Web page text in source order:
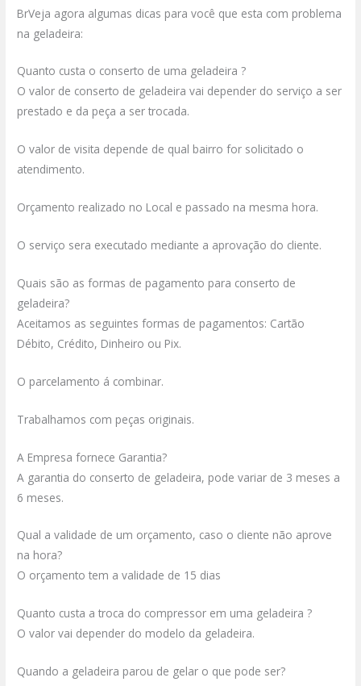
BrVeja agora algumas dicas para você que esta com problema
na geladeira:
Quanto custa o conserto de uma geladeira ?
O valor de conserto de geladeira vai depender do serviço a ser
prestado e da peça a ser trocada.
O valor de visita depende de qual bairro for solicitado o
atendimento.
Orçamento realizado no Local e passado na mesma hora.
O serviço sera executado mediante a aprovação do cliente.
Quais são as formas de pagamento para conserto de
geladeira?
Aceitamos as seguintes formas de pagamentos: Cartão
Débito, Crédito, Dinheiro ou Pix.
O parcelamento á combinar.
Trabalhamos com peças originais.
A Empresa fornece Garantia?
A garantia do conserto de geladeira, pode variar de 3 meses a
6 meses.
Qual a validade de um orçamento, caso o cliente não aprove
na hora?
O orçamento tem a validade de 15 dias
Quanto custa a troca do compressor em uma geladeira ?
O valor vai depender do modelo da geladeira.
Quando a geladeira parou de gelar o que pode ser?